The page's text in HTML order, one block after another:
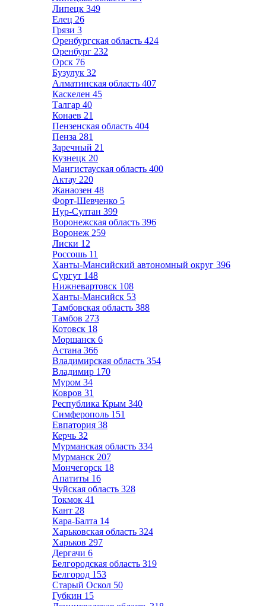
Липецк 349
Елец 26
Грязи 3
Оренбургская область 424
Оренбург 232
Орск 76
Бузулук 32
Алматинская область 407
Каскелен 45
Талгар 40
Конаев 21
Пензенская область 404
Пенза 281
Заречный 21
Кузнецк 20
Мангистауская область 400
Актау 220
Жанаозен 48
Форт-Шевченко 5
Нур-Султан 399
Воронежская область 396
Воронеж 259
Лиски 12
Россошь 11
Ханты-Мансийский автономный округ 396
Сургут 148
Нижневартовск 108
Ханты-Мансийск 53
Тамбовская область 388
Тамбов 273
Котовск 18
Моршанск 6
Астана 366
Владимирская область 354
Владимир 170
Муром 34
Ковров 31
Республика Крым 340
Симферополь 151
Евпатория 38
Керчь 32
Мурманская область 334
Мурманск 207
Мончегорск 18
Апатиты 16
Чуйская область 328
Токмок 41
Кант 28
Кара-Балта 14
Харьковская область 324
Харьков 297
Дергачи 6
Белгородская область 319
Белгород 153
Старый Оскол 50
Губкин 15